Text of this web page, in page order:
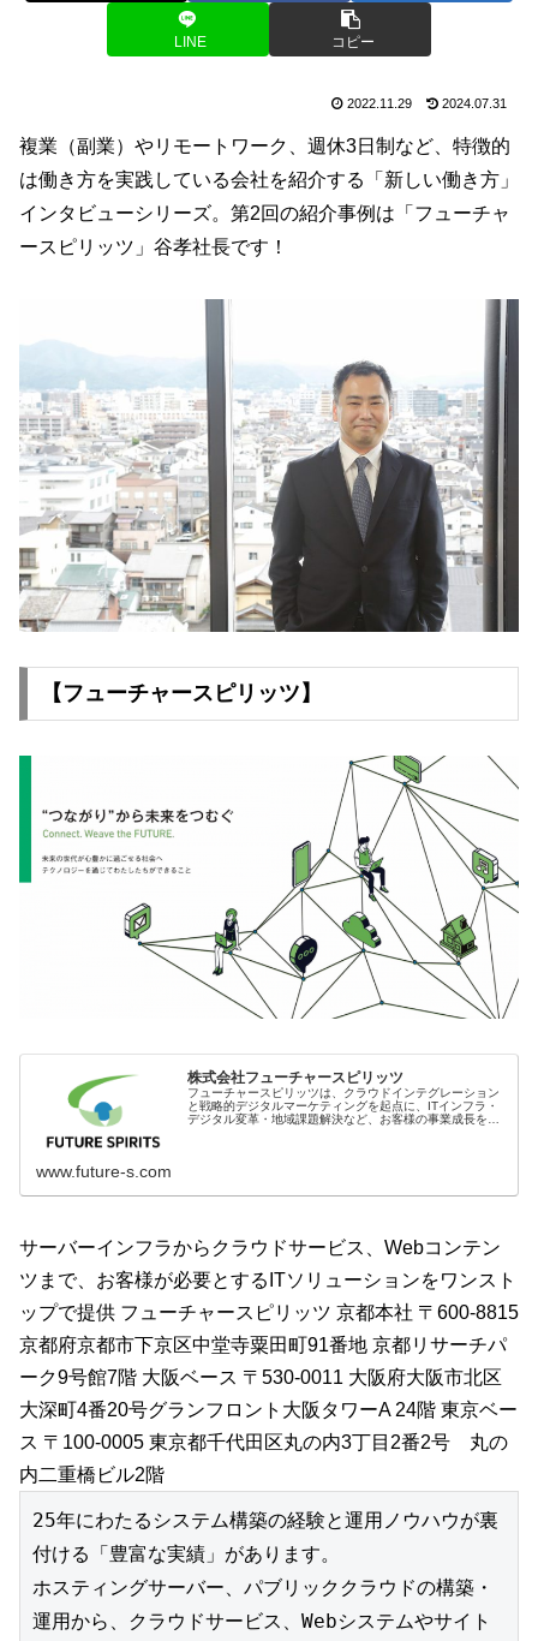
LINE コピー
2022.11.29 2024.07.31
複業（副業）やリモートワーク、週休3日制など、特徴的
は働き方を実践している会社を紹介する「新しい働き方」
インタビューシリーズ。第2回の紹介事例は「フューチャ
ースピリッツ」谷孝社長です！
【フューチャースピリッツ】
株式会社フューチャースピリッツ
フューチャースピリッツは、クラウドインテグレーション
と戦略的デジタルマーケティングを起点に、ITインフラ・
デジタル変革・地域課題解決など、お客様の事業成長を支
www.future-s.com
サーバーインフラからクラウドサービス、Webコンテン
ツまで、お客様が必要とするITソリューションをワンスト
ップで提供 フューチャースピリッツ 京都本社 〒600-8815
京都府京都市下京区中堂寺粟田町91番地 京都リサーチパ
ーク9号館7階 大阪ベース 〒530-0011 大阪府大阪市北区
大深町4番20号グランフロント大阪タワーA 24階 東京ベー
ス 〒100-0005 東京都千代田区丸の内3丁目2番2号 丸の
内二重橋ビル2階​
25年にわたるシステム構築の経験と運⽤ノウハウが裏
付ける「豊富な実績」があります。
ホスティングサーバー、パブリッククラウドの構築・
運用から、クラウドサービス、Webシステムやサイト